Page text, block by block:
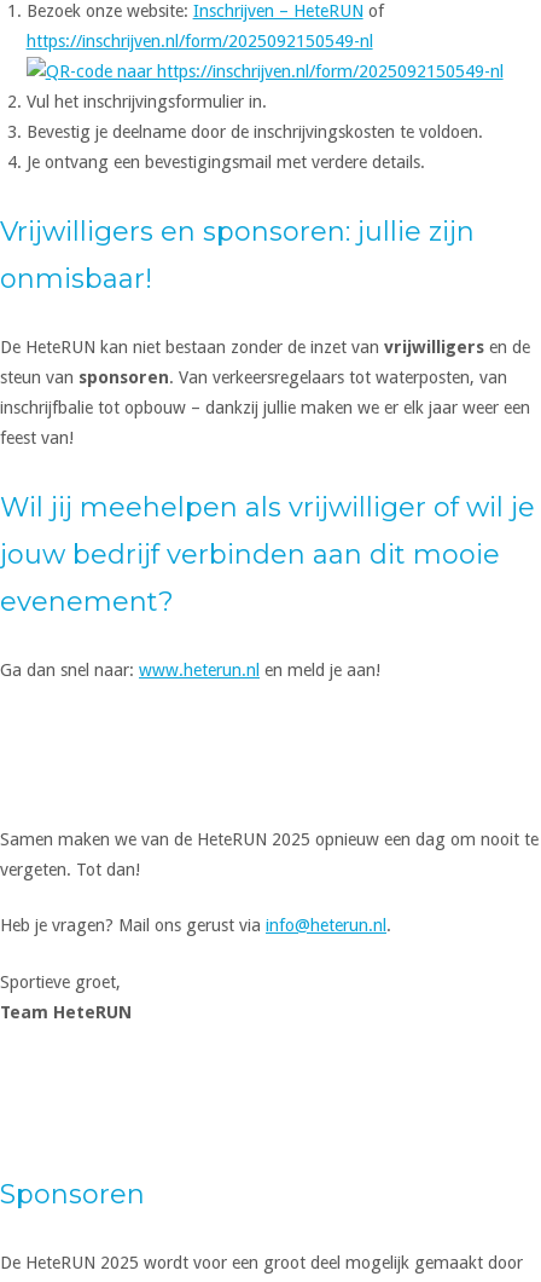
Bezoek onze website: Inschrijven – HeteRUN of
https://inschrijven.nl/form/2025092150549-nl
Vul het inschrijvingsformulier in.
Bevestig je deelname door de inschrijvingskosten te voldoen.
Je ontvang een bevestigingsmail met verdere details.
Vrijwilligers en sponsoren: jullie zijn
onmisbaar!
De HeteRUN kan niet bestaan zonder de inzet van vrijwilligers en de
steun van sponsoren. Van verkeersregelaars tot waterposten, van
inschrijfbalie tot opbouw – dankzij jullie maken we er elk jaar weer een
feest van!
Wil jij meehelpen als vrijwilliger of wil je
jouw bedrijf verbinden aan dit mooie
evenement?
Ga dan snel naar: www.heterun.nl en meld je aan!
Samen maken we van de HeteRUN 2025 opnieuw een dag om nooit te
vergeten. Tot dan!
Heb je vragen? Mail ons gerust via info@heterun.nl .
Sportieve groet,
Team HeteRUN
Sponsoren
De HeteRUN 2025 wordt voor een groot deel mogelijk gemaakt door